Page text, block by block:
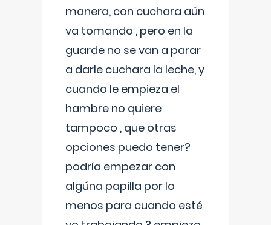
manera, con cuchara aún
va tomando , pero en la
guarde no se van a parar
a darle cuchara la leche, y
cuando le empieza el
hambre no quiere
tampoco , que otras
opciones puedo tener?
podría empezar con
algúna papilla por lo
menos para cuando esté